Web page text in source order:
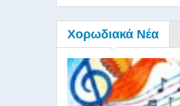
Χορωδιακά Νέα